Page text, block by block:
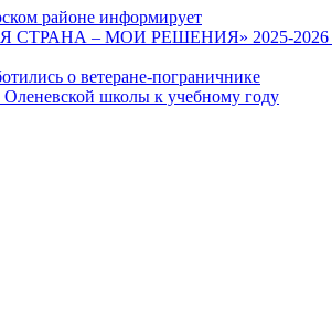
районе информирует
СТРАНА – МОИ РЕШЕНИЯ» 2025-2026
о ветеране-пограничнике
школы к учебному году